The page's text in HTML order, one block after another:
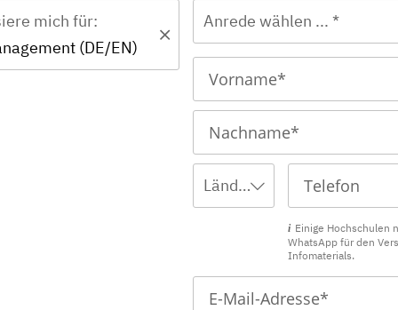
mich für:
(DE/EN)
Anrede wählen ... *
Ländervorwahl wählen ...
Einige Hochschulen
WhatsApp für den
Infomaterials.